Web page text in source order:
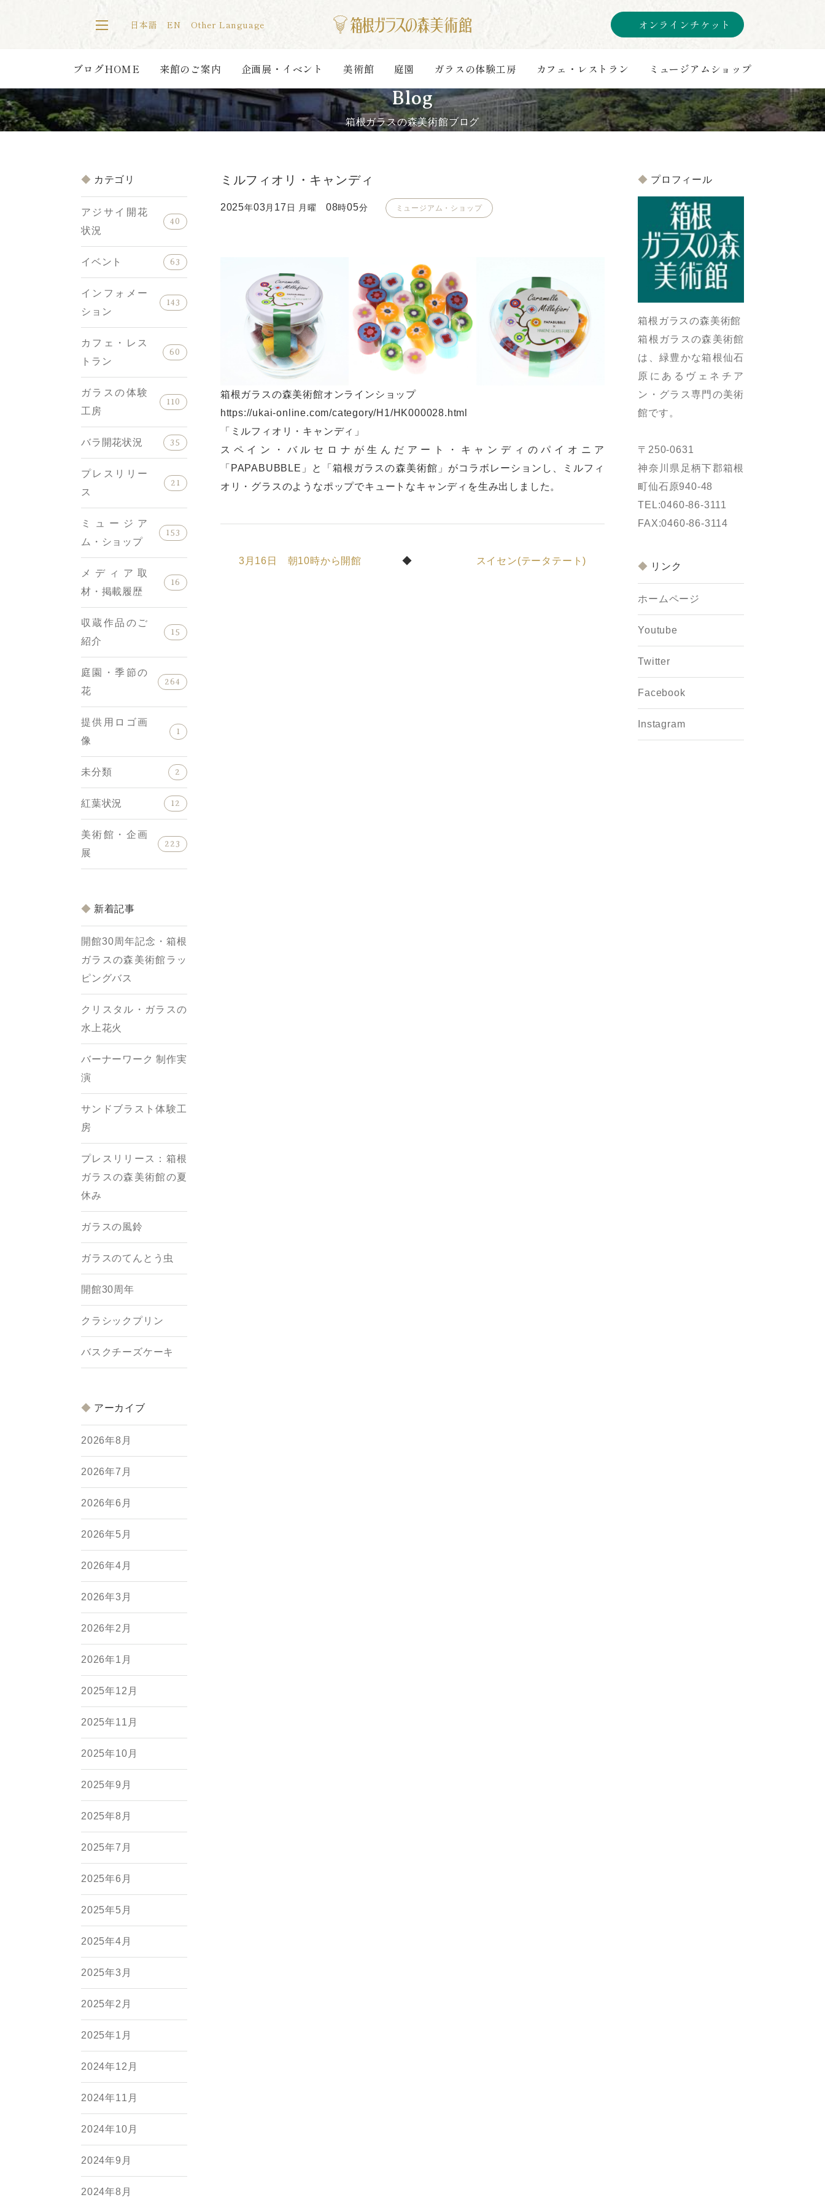
日本語 EN Other Language オンラインチケット
ブログHOME 来館のご案内 企画展・イベント 美術館 庭園 ガラスの体験工房 カフェ・レストラン ミュージアムショップ
Blog
箱根ガラスの森美術館ブログ
カテゴリ
アジサイ開花
状況
40
イベント 63
インフォメー
ション
143
カフェ・レス
トラン
60
ガラスの体験
工房
110
バラ開花状況 35
プレスリリー
ス
21
ミュージア
ム・ショップ
153
メディア取
材・掲載履歴
16
収蔵作品のご
紹介
15
庭園・季節の
花
264
提供用ロゴ画
像
1
未分類 2
紅葉状況 12
美術館・企画
展
223
新着記事
開館30周年記念・箱根
ガラスの森美術館ラッ
ピングバス
クリスタル・ガラスの
水上花火
バーナーワーク 制作実
演
サンドブラスト体験工
房
プレスリリース：箱根
ガラスの森美術館の夏
休み
ガラスの風鈴
ガラスのてんとう虫
開館30周年
クラシックプリン
バスクチーズケーキ
アーカイブ
2026年8月
2026年7月
2026年6月
2026年5月
2026年4月
2026年3月
2026年2月
2026年1月
2025年12月
2025年11月
2025年10月
2025年9月
2025年8月
2025年7月
2025年6月
2025年5月
2025年4月
2025年3月
2025年2月
2025年1月
2024年12月
2024年11月
2024年10月
2024年9月
2024年8月
ミルフィオリ・キャンディ
2025年03月 17 日 月曜 08時05分 ミュージアム・ショップ
箱根ガラスの森美術館オンラインショップ
https://ukai-online.com/category/H1/HK000028.html
「ミルフィオリ・キャンディ」
スペイン・バルセロナが生んだアート・キャンディのパイオニア
「PAPABUBBLE」と「箱根ガラスの森美術館」がコラボレーションし、ミルフィ
オリ・グラスのようなポップでキュートなキャンディを生み出しました。
3月16日 朝10時から開館 スイセン(テータテート)
プロフィール
箱根ガラスの森美術館
箱根ガラスの森美術館
は、緑豊かな箱根仙石
原にあるヴェネチア
ン・グラス専門の美術
館です。
〒250-0631
神奈川県足柄下郡箱根
町仙石原940-48
TEL:0460-86-3111
FAX:0460-86-3114
リンク
ホームページ
Youtube
Twitter
Facebook
Instagram